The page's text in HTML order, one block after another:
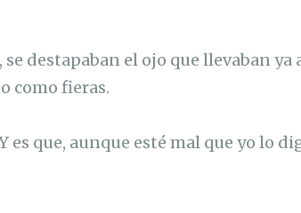
destapaban el ojo que llevaban ya
como fieras.
es que, aunque esté mal que yo lo